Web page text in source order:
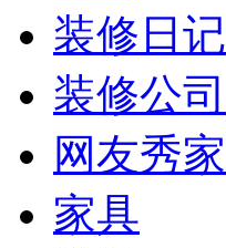
装修日记
装修公司
网友秀家
家具